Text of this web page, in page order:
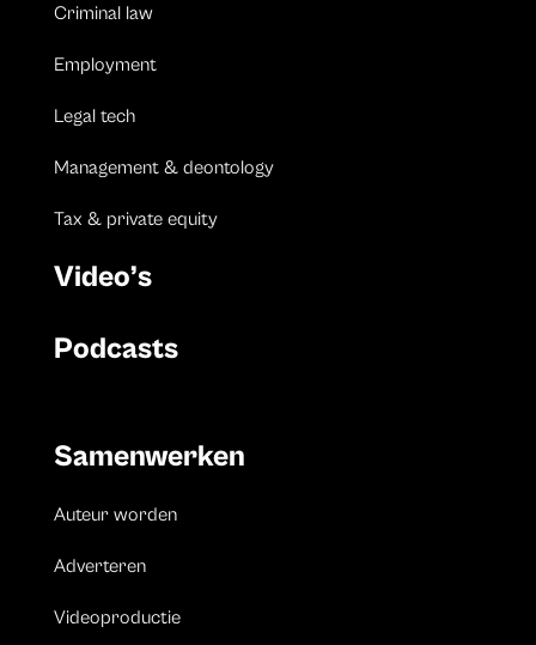
Criminal law
Employment
Legal tech
Management & deontology
Tax & private equity
Video’s
Podcasts
Samenwerken
Auteur worden
Adverteren
Videoproductie